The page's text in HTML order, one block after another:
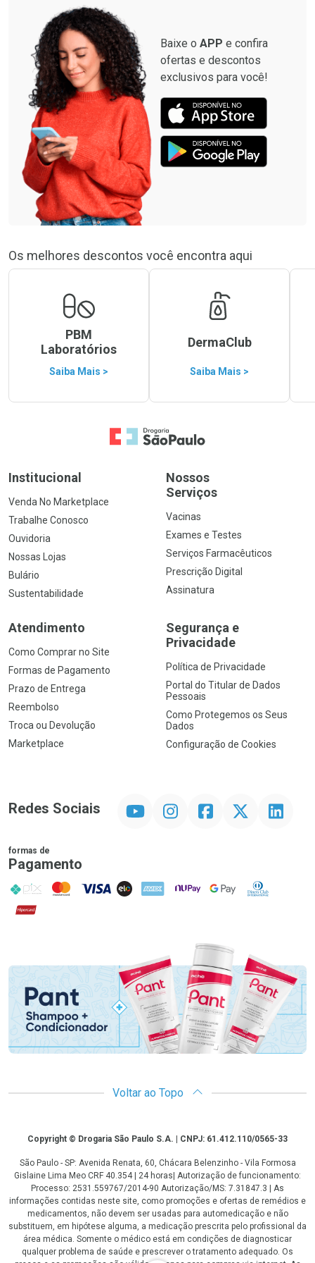
Baixe o APP e confira
ofertas e descontos
exclusivos para você!
Os melhores descontos você encontra aqui
PBM
Laboratórios
Saiba Mais >
DermaClub
Saiba Mais >
Ir para a Home
Institucional
Venda No Marketplace
Trabalhe Conosco
Ouvidoria
Nossas Lojas
Bulário
Sustentabilidade
Nossos
Serviços
Vacinas
Exames e Testes
Serviços Farmacêuticos
Prescrição Digital
Assinatura
Atendimento
Como Comprar no Site
Formas de Pagamento
Prazo de Entrega
Reembolso
Troca ou Devolução
Marketplace
Segurança e
Privacidade
Política de Privacidade
Portal do Titular de Dados
Pessoais
Como Protegemos os Seus
Dados
Configuração de Cookies
Redes Sociais InstagramFacebookTwitter Linkedin
formas de
Pagamento
PIX MasterCard
VISA ELO AMEX NuPay Google PayDiners Club
Hipercard
Voltar ao Topo
CopyrightCopyright © Drogaria São Paulo S.A. | CNPJ: 61.412.110/0565-33
São Paulo - SP: Avenida Renata, 60, Chácara Belenzinho - Vila Formosa
Gislaine Lima Meo CRF 40.354 | 24 horas| Autorização de funcionamento:
Processo: 2531.559767/2014-90 Autorização/MS: 7.31847.3 | As
informações contidas neste site, como promoções e ofertas de remédios e
medicamentos, não devem ser usadas para automedicação e não
substituem, em hipótese alguma, a medicação prescrita pelo profissional da
área médica. Somente o médico está em condições de diagnosticar
qualquer problema de saúde e prescrever o tratamento adequado. Os